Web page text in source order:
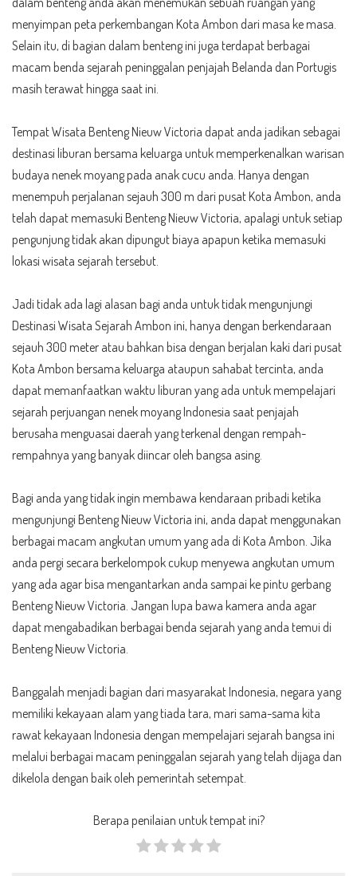
menyimpan peta perkembangan Kota Ambon dari masa ke masa.
Selain itu, di bagian dalam benteng ini juga terdapat berbagai
macam benda sejarah peninggalan penjajah Belanda dan Portugis
masih terawat hingga saat ini.
Tempat Wisata Benteng Nieuw Victoria dapat anda jadikan sebagai
destinasi liburan bersama keluarga untuk memperkenalkan warisan
budaya nenek moyang pada anak cucu anda. Hanya dengan
menempuh perjalanan sejauh 300 m dari pusat Kota Ambon, anda
telah dapat memasuki Benteng Nieuw Victoria, apalagi untuk setiap
pengunjung tidak akan dipungut biaya apapun ketika memasuki
lokasi wisata sejarah tersebut.
Jadi tidak ada lagi alasan bagi anda untuk tidak mengunjungi
Destinasi Wisata Sejarah Ambon ini, hanya dengan berkendaraan
sejauh 300 meter atau bahkan bisa dengan berjalan kaki dari pusat
Kota Ambon bersama keluarga ataupun sahabat tercinta, anda
dapat memanfaatkan waktu liburan yang ada untuk mempelajari
sejarah perjuangan nenek moyang Indonesia saat penjajah
berusaha menguasai daerah yang terkenal dengan rempah-
rempahnya yang banyak diincar oleh bangsa asing.
Bagi anda yang tidak ingin membawa kendaraan pribadi ketika
mengunjungi Benteng Nieuw Victoria ini, anda dapat menggunakan
berbagai macam angkutan umum yang ada di Kota Ambon. Jika
anda pergi secara berkelompok cukup menyewa angkutan umum
yang ada agar bisa mengantarkan anda sampai ke pintu gerbang
Benteng Nieuw Victoria. Jangan lupa bawa kamera anda agar
dapat mengabadikan berbagai benda sejarah yang anda temui di
Benteng Nieuw Victoria.
Banggalah menjadi bagian dari masyarakat Indonesia, negara yang
memiliki kekayaan alam yang tiada tara, mari sama-sama kita
rawat kekayaan Indonesia dengan mempelajari sejarah bangsa ini
melalui berbagai macam peninggalan sejarah yang telah dijaga dan
dikelola dengan baik oleh pemerintah setempat.
Berapa penilaian untuk tempat ini?